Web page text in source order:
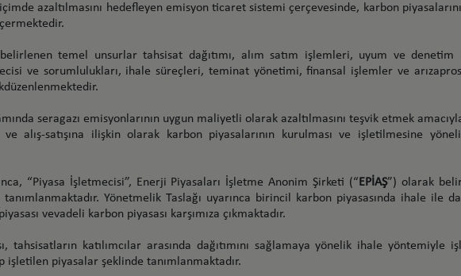
azaltılmasını hedefleyen emisyon ticaret sistemi çerçevesinde, karbon
belirlenen temel unsurlar tahsisat dağıtımı, alım satım işlemleri, uyum ve
ve sorumlulukları, ihale süreçleri, teminat yönetimi, finansal işlemler ve
seragazı emisyonlarının uygun maliyetli olarak azaltılmasını teşvik etmek
ve alış-satışına ilişkin olarak karbon piyasalarının kurulması ve işletilmesine
“Piyasa İşletmecisi”, Enerji Piyasaları İşletme Anonim Şirketi (“ EPİAŞ”) olarak
Yönetmelik Taslağı uyarınca birincil karbon piyasasında ihale ile
vevadeli karbon piyasası karşımıza çıkmaktadır.
tahsisatların katılımcılar arasında dağıtımını sağlamaya yönelik ihale yöntemiyle
işletilen piyasalar şeklinde tanımlanmaktadır.